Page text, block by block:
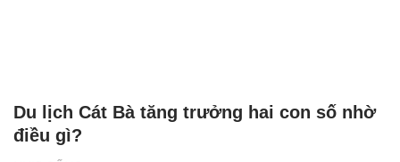
Du lịch Cát Bà tăng trưởng hai con số nhờ
điều gì?